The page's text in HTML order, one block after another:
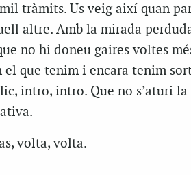
tràmits. Us veig així quan
altre. Amb la mirada
no hi doneu gaires voltes
el que tenim i encara tenim
intro, intro. Que no s’aturi
volta, volta.